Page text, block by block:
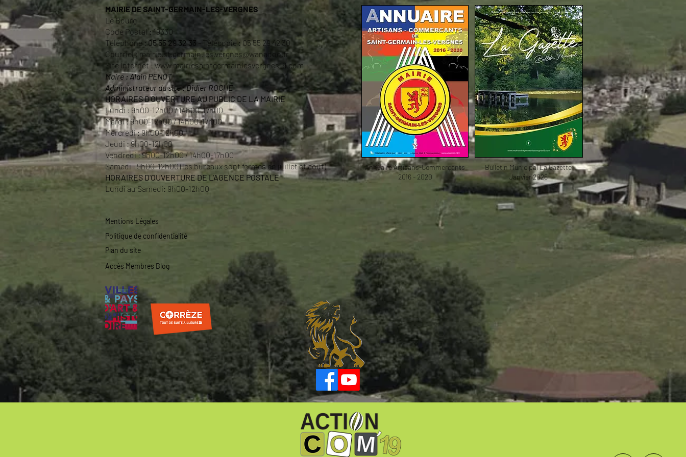
MAIRIE DE SAINT-GERMAIN-LES-VERGNES
Le Bourg
Code Postal : 19330
Téléphone :05 55 29 32 33 - Télécopie : 05 55 29 42 30
Courriel : mairie.st.germain.les.vergnes@wanadoo.fr
Site Internet :www.mairiesaintgermainlesvergnes19.com
Maire : Alain PENOT
Administrateur du site : Didier ROCHE
HORAIRES D'OUVERTURE AU PUBLIC DE LA MAIRIE
Lundi : 9h00-12h00 / 14h00-17h00
Mardi : 9h00-12h00 / 14h00-17h00
Mercredi : 9h00-12h00
Jeudi : 9h00-12h00
Vendredi : 9h00-12h00 / 14h00-17h00
Samedi : 9h00-12h00 (les bureaux sont fermés en juillet et août)
HORAIRES D'OUVERTURE DE L'AGENCE POSTALE
Lundi au Samedi: 9h00-12h00
Annuaire Artisans-Commerçants
2016 - 2020
Bulletin Municipal La Gazette
Janvier 2026
Mentions Légales
Politique de confidentialité
Plan du site
Accès Membres Blog